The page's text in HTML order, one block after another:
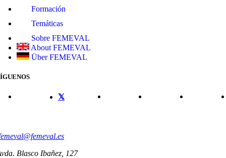
Formación
Temáticas
Sobre FEMEVAL
About FEMEVAL
Über FEMEVAL
Blasco Ibañez, 127